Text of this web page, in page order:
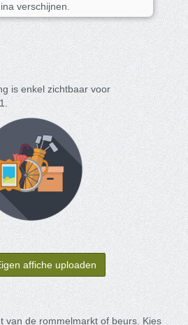
verschijnen.
is enkel zichtbaar voor
affiche uploaden
van de rommelmarkt of beurs. Kies